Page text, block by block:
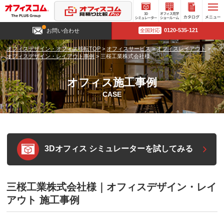
3D
シミュ
レータ
ー
オフィ
ス見学
ショー
ルーム
お問い合わせ 全国対応 0120-535-121
オフィスデザイン・オフィス移転TOP > オフィスサービス>オフィスレイアウト >
オフィスデザイン・レイアウト事例 > 三桜工業株式会社様
オフィス施工事例
CASE
3Dオフィス シミュレーターを試してみる
三桜工業株式会社様｜オフィスデザイン・レイ
アウト 施工事例